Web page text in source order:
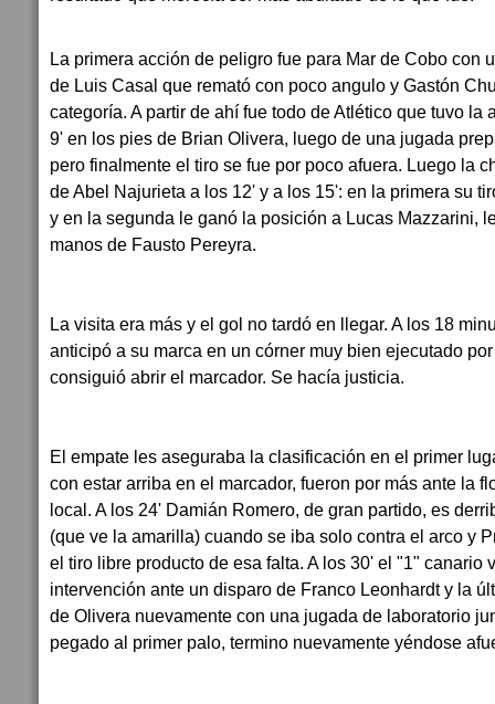
La primera acción de peligro fue para Mar de Cobo con
de Luis Casal que remató con poco angulo y Gastón
categoría. A partir de ahí fue todo de Atlético que tuvo la
9' en los pies de Brian Olivera, luego de una jugada
pero finalmente el tiro se fue por poco afuera. Luego la
de Abel Najurieta a los 12' y a los 15': en la primera su
y en la segunda le ganó la posición a Lucas Mazzarini,
manos de Fausto Pereyra.
La visita era más y el gol no tardó en llegar. A los 18
anticipó a su marca en un córner muy bien ejecutado
consiguió abrir el marcador. Se hacía justicia.
El empate les aseguraba la clasificación en el primer
con estar arriba en el marcador, fueron por más ante la
local. A los 24' Damián Romero, de gran partido, es
(que ve la amarilla) cuando se iba solo contra el arco y
el tiro libre producto de esa falta. A los 30' el "1" canario
intervención ante un disparo de Franco Leonhardt y la
de Olivera nuevamente con una jugada de laboratorio
pegado al primer palo, termino nuevamente yéndose